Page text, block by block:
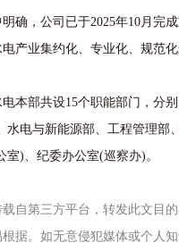
，公司已于2025年10月完成
产业集约化、专业化、规范
部共设15个职能部门，分别
水电与新能源部、工程管理部
室)、纪委办公室(巡察办)。
自第三方平台，转发此文目
据。如无意侵犯媒体或个人